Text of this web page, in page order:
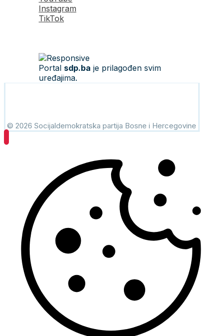
Instagram
TikTok
Portal sdp.ba je prilagođen svim
uređajima.
© 2026 Socijaldemokratska partija Bosne i Hercegovine